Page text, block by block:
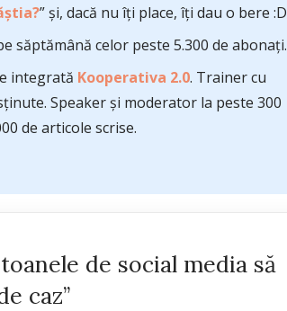
” și, dacă nu îți place, îți dau o bere :D
săptămână celor peste 5.300 de abonați.
integrată Kooperativa 2.0. Trainer cu
Speaker și moderator la peste 300
de articole scrise.
de social media să
caz”